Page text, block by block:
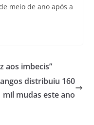
meio de ano após a
aos imbecis”
distribuiu 160
mil mudas este ano